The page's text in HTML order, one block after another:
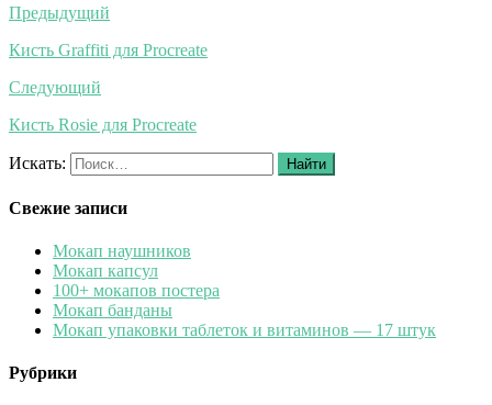
Предыдущий
Кисть Graffiti для Procreate
Следующий
Кисть Rosie для Procreate
Искать: Найти
Свежие записи
Мокап наушников
Мокап капсул
100+ мокапов постера
Мокап банданы
Мокап упаковки таблеток и витаминов — 17 штук
Рубрики